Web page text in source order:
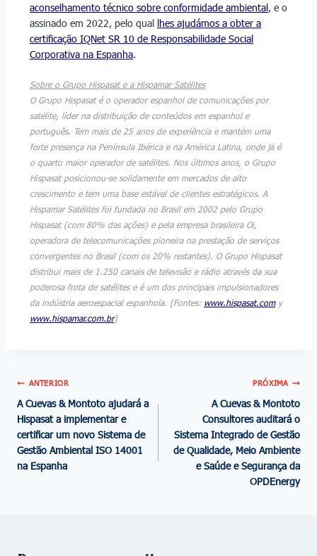
aconselhamento técnico sobre conformidade ambiental, e o
assinado em 2022, pelo qual lhes ajudámos a obter a
certificação IQNet SR 10 de Responsabilidade Social
Corporativa na Espanha.
Sobre o Grupo Hispasat e a Hispamar Satélites
O Grupo Hispasat é o operador espanhol de comunicações por
satélite, líder na distribuição de conteúdos em espanhol e
português. Tem mais de 25 anos de experiência e mantém uma
forte presença na Península Ibérica e na América Latina, onde já é
o quarto maior operador de satélites. Nos últimos anos, o Grupo
Hispasat posicionou-se solidamente em mercados de alto
crescimento e tem uma base estável de clientes estratégicos. A
Hispamar Satélites foi fundada no Brasil em 2002 pelo Grupo
Hispasat (com 80% das ações) e pela empresa brasileira Oi,
operadora de telecomunicações pioneira na prestação de serviços
convergentes no Brasil (com os 20% restantes). O Grupo Hispasat
distribui mais de 1.250 canais de televisão e rádio através da sua
poderosa frota de satélites e é um dos principais impulsionadores
da indústria aeroespacial espanhola. [Fontes: www.hispasat.comy
www.hispamar.com.br]
ANTERIOR
A Cuevas & Montoto ajudará a
Hispasat a implementar e
certificar um novo Sistema de
Gestão Ambiental ISO 14001
na Espanha
PRÓXIMA
A Cuevas & Montoto
Consultores auditará o
Sistema Integrado de Gestão
de Qualidade, Meio Ambiente
e Saúde e Segurança da
OPDEnergy